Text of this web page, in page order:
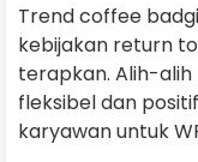
Trend coffee
kebijakan return
terapkan. Alih-
fleksibel dan
karyawan untuk